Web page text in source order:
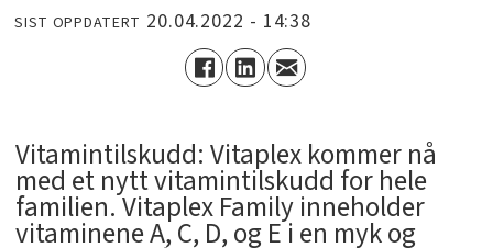
SIST OPPDATERT 20.04.2022 - 14:38
Vitamintilskudd: Vitaplex kommer nå
med et nytt vitamintilskudd for hele
familien. Vitaplex Family inneholder
vitaminene A, C, D, og E i en myk og